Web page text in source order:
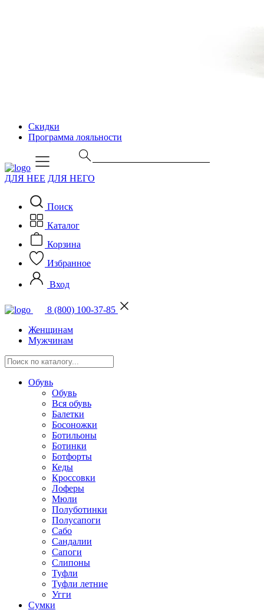
Скидки
Программа лояльности
ДЛЯ НЕЕ ДЛЯ НЕГО
Поиск
Каталог
Корзина
Избранное
Вход
8 (800) 100-37-85
Женщинам
Мужчинам
Обувь
Обувь
Вся обувь
Балетки
Босоножки
Ботильоны
Ботинки
Ботфорты
Кеды
Кроссовки
Лоферы
Мюли
Полуботинки
Полусапоги
Сабо
Сандалии
Сапоги
Слипоны
Туфли
Туфли летние
Угги
Сумки